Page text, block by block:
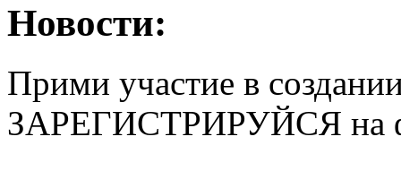
Новости:
Прими участие в
ЗАРЕГИСТРИРУЙСЯ на